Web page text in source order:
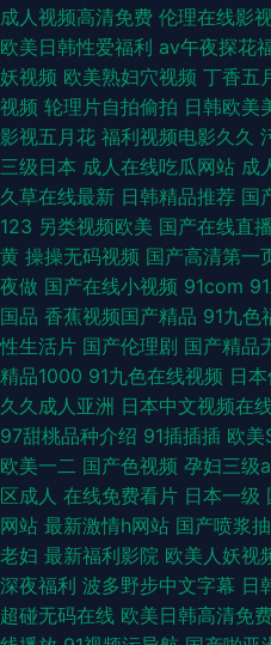
成人视频高清免费 伦理在线影
欧美日韩性爱福利 av午夜探花
妖视频 欧美熟妇穴视频 丁香五
视频 轮理片自拍偷拍 日韩欧美
影视五月花 福利视频电影久久
三级日本 成人在线吃瓜网站 成
久草在线最新 日韩精品推荐 国
123 另类视频欧美 国产在线直播
黄 操操无码视频 国产高清第一
夜做 国产在线小视频 91com
国品 香蕉视频国产精品 91九色
性生活片 国产伦理剧 国产精品
精品1000 91九色在线视频 日
久久成人亚洲 日本中文视频在
97甜桃品种介绍 91插插插 欧美
欧美一二 国产色视频 孕妇三级
区成人 在线免费看片 日本一级
网站 最新激情h网站 国产喷浆
老妇 最新福利影院 欧美人妖视
深夜福利 波多野步中文字幕 日
超碰无码在线 欧美日韩高清免费